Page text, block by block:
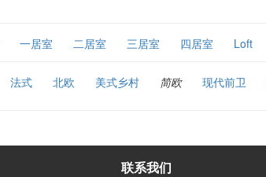
一居室 二居室 三居室 四居室 Loft
法式 北欧 美式乡村 简欧 现代前卫
联系我们